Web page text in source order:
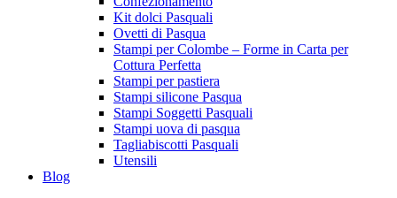
Kit dolci Pasquali
Ovetti di Pasqua
Stampi per Colombe – Forme in Carta per
Cottura Perfetta
Stampi per pastiera
Stampi silicone Pasqua
Stampi Soggetti Pasquali
Stampi uova di pasqua
Tagliabiscotti Pasquali
Utensili
Blog